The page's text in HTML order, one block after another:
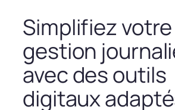
Simplifiez votre
gestion
avec des outils
digitaux